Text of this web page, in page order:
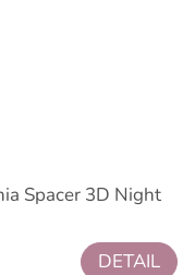
Spacer 3D Night
DETAIL